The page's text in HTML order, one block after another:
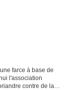
farce à base de
l'association
contre de la